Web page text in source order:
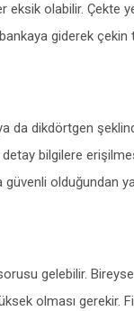
eksik olabilir. Çekte
giderek
da dikdörtgen
bilgilere
olduğundan
gelebilir. Bireysel
olması gerekir.